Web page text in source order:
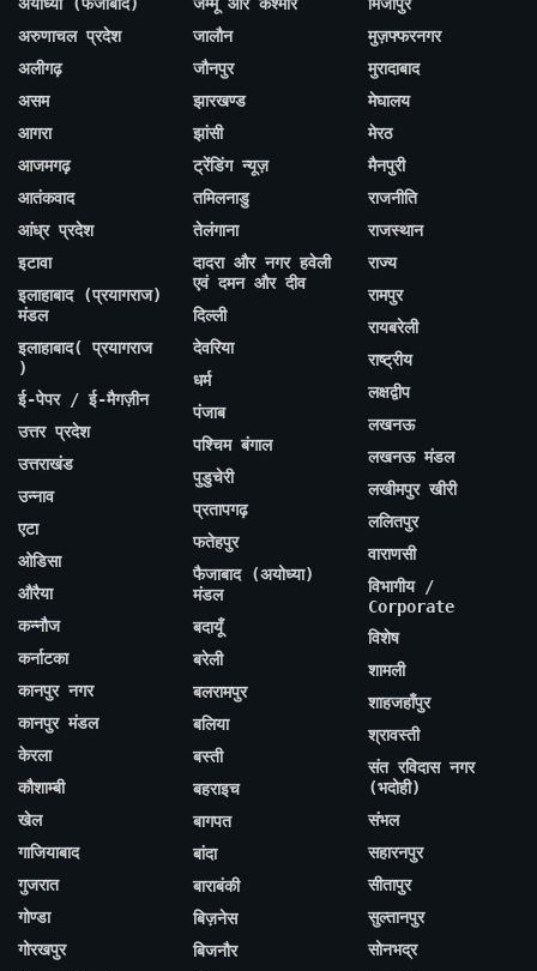
अरुणाचल प्रदेश
अलीगढ़
असम
आगरा
आजमगढ़
आतंकवाद
आंध्र प्रदेश
इटावा
इलाहाबाद (प्रयागराज)
मंडल
इलाहाबाद( प्रयागराज
)
ई-पेपर / ई-मैगज़ीन
उत्तर प्रदेश
उत्तराखंड
उन्नाव
एटा
ओडिसा
औरैया
कन्नौज
कर्नाटका
कानपुर नगर
कानपुर मंडल
केरला
कौशाम्बी
खेल
गाजियाबाद
गुजरात
गोण्डा
गोरखपुर
जालौन
जौनपुर
झारखण्ड
झांसी
ट्रेंडिंग न्यूज़
तमिलनाडु
तेलंगाना
दादरा और नगर हवेली
एवं दमन और दीव
दिल्ली
देवरिया
धर्म
पंजाब
पश्चिम बंगाल
पुडुचेरी
प्रतापगढ़
फतेहपुर
फैजाबाद (अयोध्या)
मंडल
बदायूँ
बरेली
बलरामपुर
बलिया
बस्ती
बहराइच
बागपत
बांदा
बाराबंकी
बिज़नेस
बिजनौर
मुज़फ्फरनगर
मुरादाबाद
मेघालय
मेरठ
मैनपुरी
राजनीति
राजस्थान
राज्य
रामपुर
रायबरेली
राष्ट्रीय
लक्षद्वीप
लखनऊ
लखनऊ मंडल
लखीमपुर खीरी
ललितपुर
वाराणसी
विभागीय /
Corporate
विशेष
शामली
शाहजहाँपुर
श्रावस्ती
संत रविदास नगर
(भदोही)
संभल
सहारनपुर
सीतापुर
सुल्तानपुर
सोनभद्र